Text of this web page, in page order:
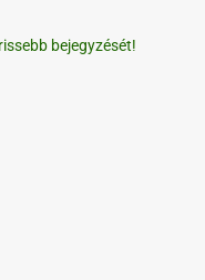
bejegyzését!